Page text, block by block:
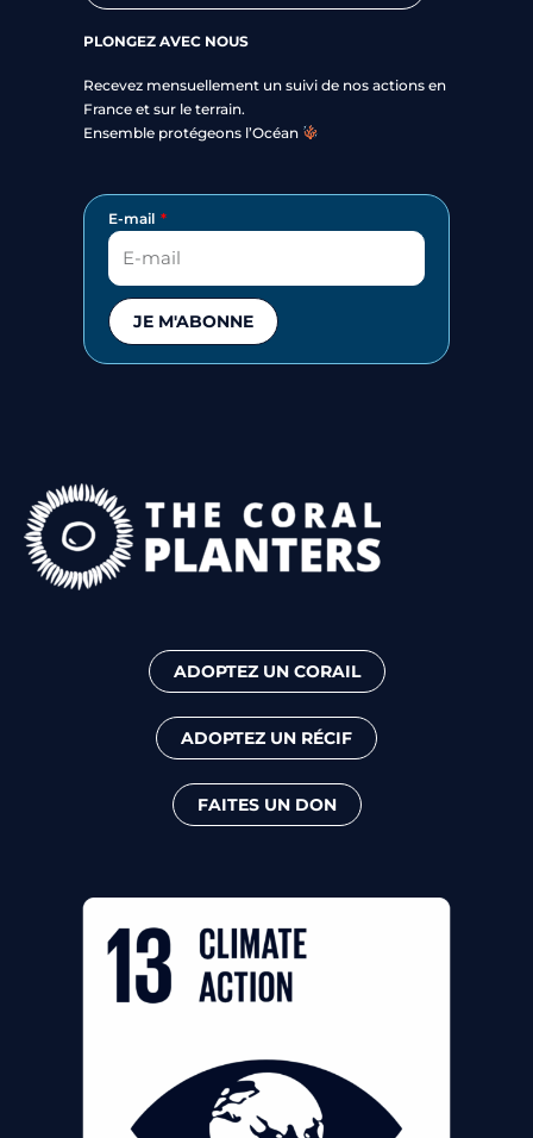
PLONGEZ AVEC NOUS
Recevez mensuellement un suivi de nos actions en
France et sur le terrain.
Ensemble protégeons l’Océan
E-mail
JE M'ABONNE
ADOPTEZ UN CORAIL
ADOPTEZ UN RÉCIF
FAITES UN DON